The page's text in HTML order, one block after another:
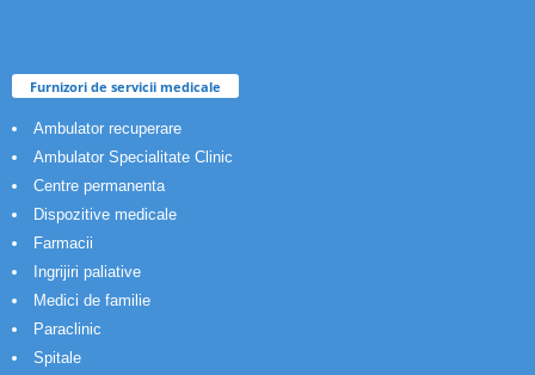
Furnizori de servicii medicale
Ambulator recuperare
Ambulator Specialitate Clinic
Centre permanenta
Dispozitive medicale
Farmacii
Ingrijiri paliative
Medici de familie
Paraclinic
Spitale